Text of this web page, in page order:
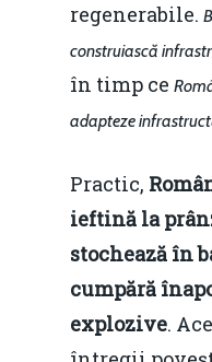
regenerabile.
construiască
în timp ce
adapteze
Practic,
ieftină la
stochează în
cumpără
explozive.